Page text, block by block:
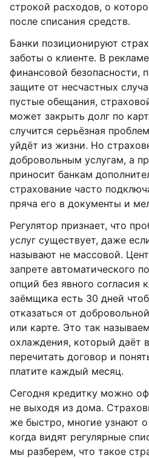
строкой расходов, о
после списания средств.
Банки позиционируют
заботы о клиенте. В
финансовой безопасности,
защите от несчастных
пустые обещания,
может закрыть долг по
случится серьёзная
уйдёт из жизни. Но
добровольным услугам, а
приносит банкам
страхование часто
пряча его в документы и
Регулятор признает, что
услуг существует, даже
называют не массовой.
запрете автоматического
опций без явного согласия
заёмщика есть 30 дней
отказаться от
или карте. Это так
охлаждения, который даёт
перечитать договор и
платите каждый месяц.
Сегодня кредитку можно
не выходя из дома.
же быстро, многие узнают о
когда видят регулярные
мы разберем, что такое